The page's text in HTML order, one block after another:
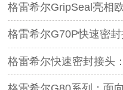
格雷希尔GripSeal亮相欧洲行业盛会
格雷希尔G70P快速密封接头
格雷希尔快速密封接头：高效